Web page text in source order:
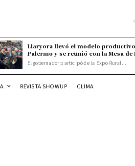
Llaryora llevó el modelo
Palermo y se reunió con la Mesa de
El gobernador participó de la Expo Rural...
REVISTA SHOWUP CLIMA